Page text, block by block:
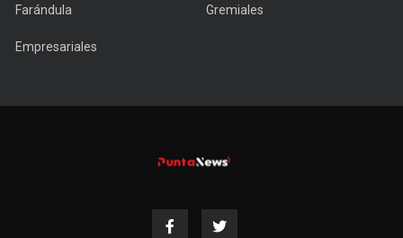
Farándula Gremiales
Empresariales